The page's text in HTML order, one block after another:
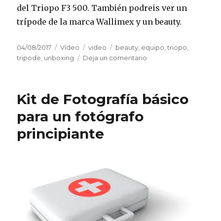
del Triopo F3 500. También podreis ver un
trípode de la marca Wallimex y un beauty.
Publicado
el
04/08/2017 Formato
Vídeo Categorías
video Etiquetas
beauty, equipo,triopo,
tripode, unboxing Deja un comentario
de
ahora
Kit de Fotografía básico
para un fotógrafo
principiante